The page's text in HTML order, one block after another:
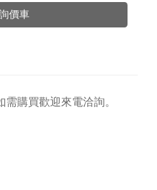
價車
需購買歡迎來電洽詢。